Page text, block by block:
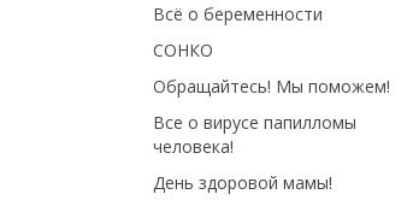
Всё о беременности
СОНКО
Обращайтесь! Мы поможем!
Все о вирусе папилломы
человека!
День здоровой мамы!